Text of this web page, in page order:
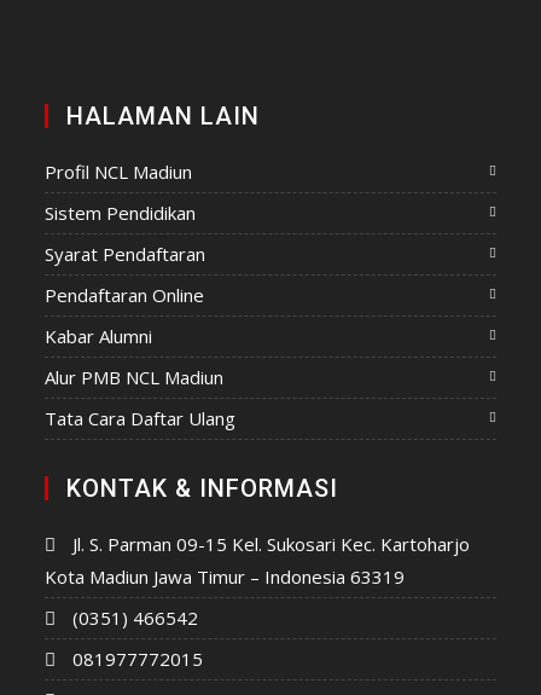
HALAMAN LAIN
Profil NCL Madiun
Sistem Pendidikan
Syarat Pendaftaran
Pendaftaran Online
Kabar Alumni
Alur PMB NCL Madiun
Tata Cara Daftar Ulang
KONTAK & INFORMASI
Jl. S. Parman 09-15 Kel. Sukosari Kec. Kartoharjo
Kota Madiun Jawa Timur – Indonesia 63319
(0351) 466542
081977772015